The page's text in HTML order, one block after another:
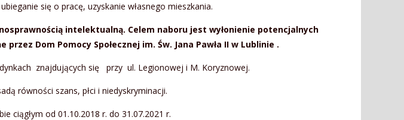
się o pracę, uzyskanie własnego mieszkania.
intelektualną. Celem naboru jest wyłonienie potencjalnych
Dom Pomocy Społecznej im. Św. Jana Pawła II w Lublinie .
znajdujących się przy ul. Legionowej i M. Koryznowej.
równości szans, płci i niedyskryminacji.
ciągłym od 01.10.2018 r. do 31.07.2021 r.